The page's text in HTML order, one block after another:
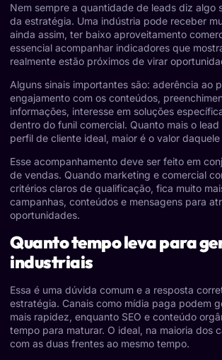
Nem sempre a quantidade de leads diz algo
da estratégia. Uma indústria pode receber
ainda assim, ter baixo aproveitamento
essencial acompanhar indicadores que
realmente estão próximos de virar
Alguns sinais importantes são: aderência ao
engajamento com os conteúdos,
informações, interesse em soluções
dentro do funil comercial. Quanto mais o
perfil de cliente ideal, maior é o valor
Esse acompanhamento deve ser feito em
de vendas. Quando marketing e comercial
critérios claros de qualificação, fica muito
campanhas, conteúdos e mensagens para
oportunidades.
Quanto tempo leva para
industriais
Essa é uma dúvida comum e a resposta
estratégia. Canais como mídia paga podem
mais rapidez, enquanto SEO e conteúdo
tempo para maturar. O ideal, na maioria dos
com as duas frentes ao mesmo tempo.